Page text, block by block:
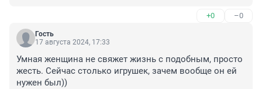
Смотришь глаза вытаращила. Держи ноги на замке и
все будут целы и невредимы.
+0 –0
Гость
17 августа 2024, 17:33
Умная женщина не свяжет жизнь с подобным, просто
жесть. Сейчас столько игрушек, зачем вообще он ей
нужен был))